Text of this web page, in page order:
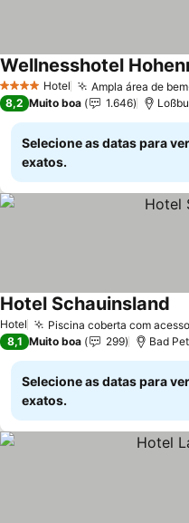
4 EstrelasHotel Ampla área de
Wellnesshotel
8,2 Muito boa 1.646
Selecione as datas para
exatos.
Hotel Piscina coberta com
Hotel Schauinsland
8,1 Muito boa 299
Selecione as datas para
exatos.